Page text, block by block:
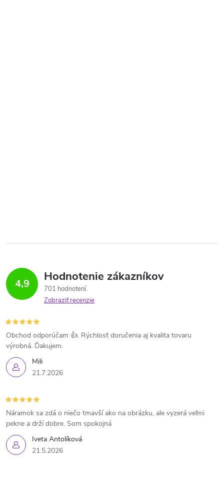
4,9 Hodnotenie zákazníkov
701 hodnotení
Zobraziť recenzie
Mili
21.7.2026
Obchod odporúčam 👍. Rýchlosť doručenia aj kvalita tovaru
výrobná. Ďakujem.
Iveta Antolíková
21.5.2026
Náramok sa zdá o niečo tmavší ako na obrázku, ale vyzerá veľmi
pekne a drží dobre. Som spokojná